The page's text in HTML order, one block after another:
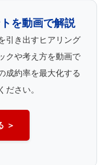
を動画で解説
引き出すヒアリング
クや考え方を動画で
成約率を最大化する
ださい。
＞